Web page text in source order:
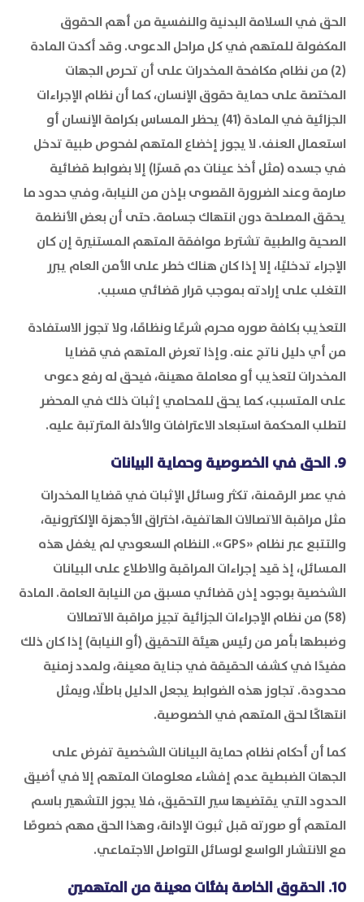
الحق في السلامة البدنية والنفسية من أهم الحقوق
المكفولة للمتهم في كل مراحل الدعوى. وقد أكدت المادة
(2) من نظام مكافحة المخدرات على أن تحرص الجهات
المختصة على حماية حقوق الإنسان، كما أن نظام الإجراءات
الجزائية في المادة (41) يحظر المساس بكرامة الإنسان أو
استعمال العنف. لا يجوز إخضاع المتهم لفحوص طبية تدخل
في جسده (مثل أخذ عينات دم قسرًا) إلا بضوابط قضائية
صارمة وعند الضرورة القصوى بإذن من النيابة، وفي حدود ما
يحقق المصلحة دون انتهاك جسامة. حتى أن بعض الأنظمة
الصحية والطبية تشترط موافقة المتهم المستنيرة إن كان
الإجراء تدخليًا، إلا إذا كان هناك خطر على الأمن العام يبرر
التغلب على إرادته بموجب قرار قضائي مسبب.
التعذيب بكافة صوره محرم شرعًا ونظامًا، ولا تجوز الاستفادة
من أي دليل ناتج عنه. وإذا تعرض المتهم في قضايا
المخدرات لتعذيب أو معاملة مهينة، فيحق له رفع دعوى
على المتسبب، كما يحق للمحامي إثبات ذلك في المحضر
لتطلب المحكمة استبعاد الاعترافات والأدلة المترتبة عليه.
9. الحق في الخصوصية وحماية البيانات
في عصر الرقمنة، تكثر وسائل الإثبات في قضايا المخدرات
مثل مراقبة الاتصالات الهاتفية، اختراق الأجهزة الإلكترونية،
والتتبع عبر نظام «GPS». النظام السعودي لم يغفل هذه
المسائل، إذ قيد إجراءات المراقبة والاطلاع على البيانات
الشخصية بوجود إذن قضائي مسبق من النيابة العامة. المادة
(58) من نظام الإجراءات الجزائية تجيز مراقبة الاتصالات
وضبطها بأمر من رئيس هيئة التحقيق (أو النيابة) إذا كان ذلك
مفيدًا في كشف الحقيقة في جناية معينة، ولمدد زمنية
محدودة. تجاوز هذه الضوابط يجعل الدليل باطلًا، ويمثل
انتهاكًا لحق المتهم في الخصوصية.
كما أن أحكام نظام حماية البيانات الشخصية تفرض على
الجهات الضبطية عدم إفشاء معلومات المتهم إلا في أضيق
الحدود التي يقتضيها سير التحقيق، فلا يجوز التشهير باسم
المتهم أو صورته قبل ثبوت الإدانة، وهذا الحق مهم خصوصًا
مع الانتشار الواسع لوسائل التواصل الاجتماعي.
10. الحقوق الخاصة بفئات معينة من المتهمين